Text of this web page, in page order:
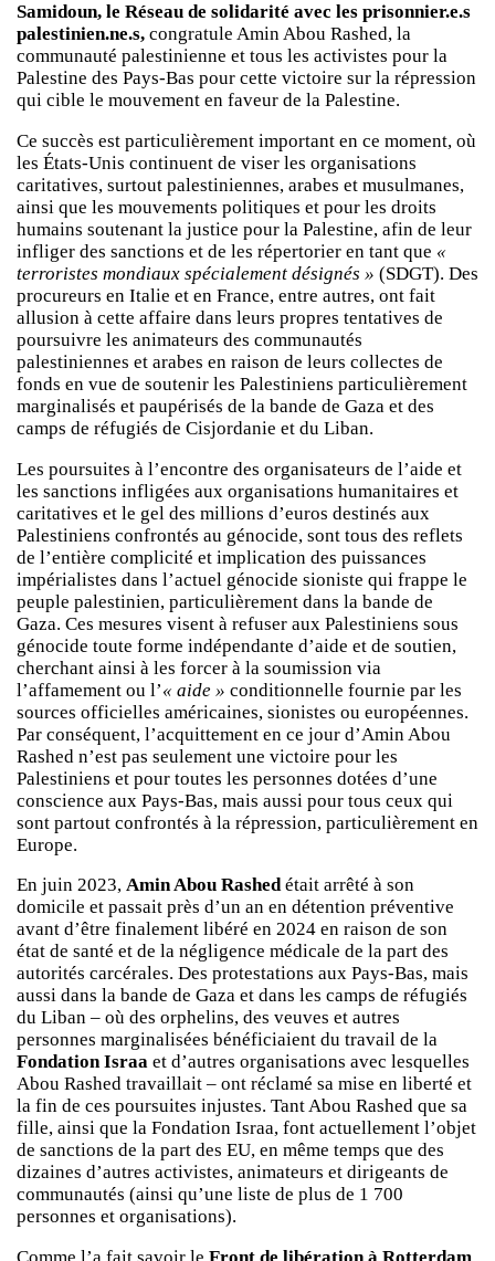
Samidoun, le Réseau de solidarité avec les prisonnier.e.s
palestinien.ne.s, congratule Amin Abou Rashed, la
communauté palestinienne et tous les activistes pour la
Palestine des Pays-Bas pour cette victoire sur la répression
qui cible le mouvement en faveur de la Palestine.
Ce succès est particulièrement important en ce moment, où
les États-Unis continuent de viser les organisations
caritatives, surtout palestiniennes, arabes et musulmanes,
ainsi que les mouvements politiques et pour les droits
humains soutenant la justice pour la Palestine, afin de leur
infliger des sanctions et de les répertorier en tant que «
terroristes mondiaux spécialement désignés » (SDGT). Des
procureurs en Italie et en France, entre autres, ont fait
allusion à cette affaire dans leurs propres tentatives de
poursuivre les animateurs des communautés
palestiniennes et arabes en raison de leurs collectes de
fonds en vue de soutenir les Palestiniens particulièrement
marginalisés et paupérisés de la bande de Gaza et des
camps de réfugiés de Cisjordanie et du Liban.
Les poursuites à l’encontre des organisateurs de l’aide et
les sanctions infligées aux organisations humanitaires et
caritatives et le gel des millions d’euros destinés aux
Palestiniens confrontés au génocide, sont tous des reflets
de l’entière complicité et implication des puissances
impérialistes dans l’actuel génocide sioniste qui frappe le
peuple palestinien, particulièrement dans la bande de
Gaza. Ces mesures visent à refuser aux Palestiniens sous
génocide toute forme indépendante d’aide et de soutien,
cherchant ainsi à les forcer à la soumission via
l’affamement ou l’« aide » conditionnelle fournie par les
sources officielles américaines, sionistes ou européennes.
Par conséquent, l’acquittement en ce jour d’Amin Abou
Rashed n’est pas seulement une victoire pour les
Palestiniens et pour toutes les personnes dotées d’une
conscience aux Pays-Bas, mais aussi pour tous ceux qui
sont partout confrontés à la répression, particulièrement en
Europe.
En juin 2023, Amin Abou Rashedétait arrêté à son
domicile et passait près d’un an en détention préventive
avant d’être finalement libéré en 2024 en raison de son
état de santé et de la négligence médicale de la part des
autorités carcérales. Des protestations aux Pays-Bas, mais
aussi dans la bande de Gaza et dans les camps de réfugiés
du Liban – où des orphelins, des veuves et autres
personnes marginalisées bénéficiaient du travail de la
Fondation Israa et d’autres organisations avec lesquelles
Abou Rashed travaillait – ont réclamé sa mise en liberté et
la fin de ces poursuites injustes. Tant Abou Rashed que sa
fille, ainsi que la Fondation Israa, font actuellement l’objet
de sanctions de la part des EU, en même temps que des
dizaines d’autres activistes, animateurs et dirigeants de
communautés (ainsi qu’une liste de plus de 1 700
personnes et organisations).